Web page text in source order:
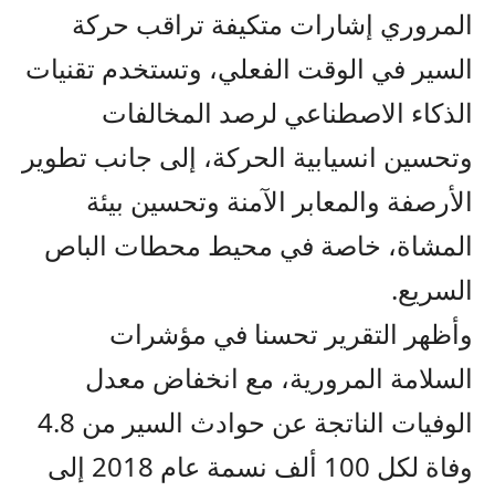
المروري إشارات متكيفة تراقب حركة
السير في الوقت الفعلي، وتستخدم تقنيات
الذكاء الاصطناعي لرصد المخالفات
وتحسين انسيابية الحركة، إلى جانب تطوير
الأرصفة والمعابر الآمنة وتحسين بيئة
المشاة، خاصة في محيط محطات الباص
السريع.
وأظهر التقرير تحسنا في مؤشرات
السلامة المرورية، مع انخفاض معدل
الوفيات الناتجة عن حوادث السير من 4.8
وفاة لكل 100 ألف نسمة عام 2018 إلى